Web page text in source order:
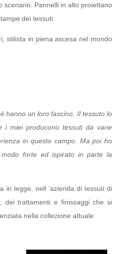
scenario. Pannelli in alto proiettano
dei tessuti.
stilista in piena ascesa nel mondo
hanno un loro fascino. Il tessuto lo
i miei producono tessuti da varie
in questo campo. Ma poi ho
forte ed ispirato in parte la
in legge, nell ‘azienda di tessuti di
dei trattamenti e finissaggi che si
nella collezione attuale.